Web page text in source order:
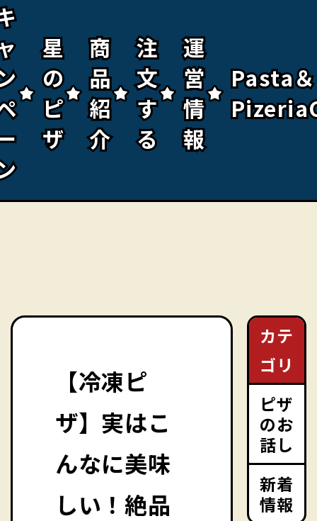
星
の
ピ
ザ
星
の
ピ
ザ
商
品
紹
介
商
品
紹
介
注
文
す
る
注
文
す
る
運
営
情
報
運
営
情
報
Pasta＆
Pasta＆
【冷凍ピ
ザ】実はこ
んなに美味
しい！絶品
カテ
ゴリ
ピザ
のお
話し
新着
情報